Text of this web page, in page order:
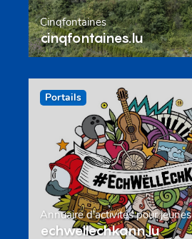
Cinqfontaines
cinqfontaines.lu
Portails
Annuaire d’activités pour jeunes
echwellechkann.lu